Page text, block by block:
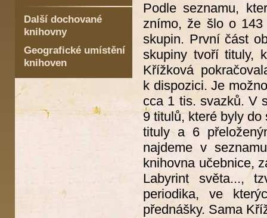
Další dochované
knihovny
Geografické umístění
knihoven
Podle seznamu,
znímo, že šlo o 143
skupin. První část
skupiny tvoří tituly,
Křížková
k dispozici. Je
cca 1 tis. svazků. V
9 titulů, které byly
tituly a 6
najdeme v
knihovna učebnice,
Labyrint světa...,
periodika, ve
přednášky. Sama